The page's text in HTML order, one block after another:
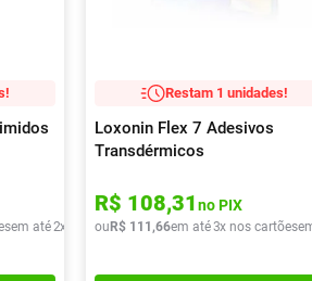
em até2x de R$ 37,72
Restam 1 unidades!
Loxonin Flex 7 Adesivos
Transdérmicos
R$ 108,31no PIX
ou R$ 111 ,66em até3x nos cartões